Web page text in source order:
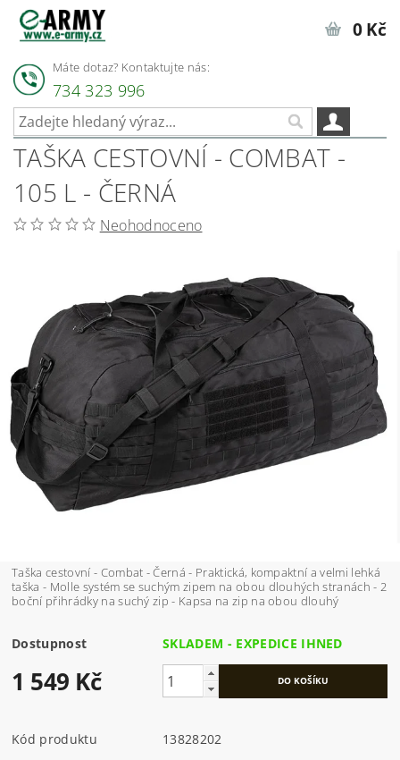
Máte dotaz? Kontaktujte nás:
734 323 996
0 Kč
TAŠKA CESTOVNÍ - COMBAT -
105 L - ČERNÁ
Neohodnoceno
Taška cestovní - Combat - Černá - Praktická, kompaktní a velmi lehká
taška - Molle systém se suchým zipem na obou dlouhých stranách - 2
boční přihrádky na suchý zip - Kapsa na zip na obou dlouhý
Dostupnost SKLADEM - EXPEDICE IHNED
1 549 Kč
Kód produktu
13828202